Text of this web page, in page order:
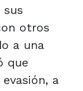
sus
otros
a una
que
a